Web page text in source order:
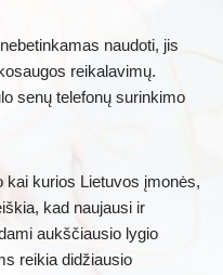
naudoti, jis
reikalavimų.
senų telefonų surinkimo
kai kurios Lietuvos įmonės,
kad naujausi ir
aukščiausio lygio
reikia didžiausio